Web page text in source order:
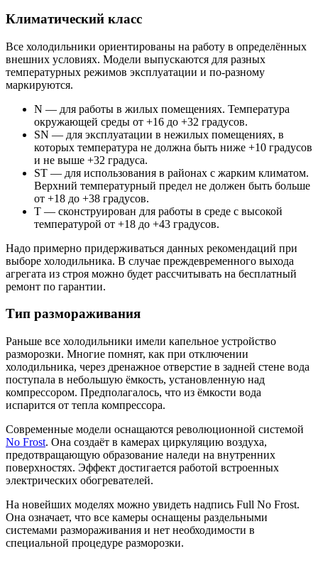
Климатический класс
Все холодильники ориентированы на работу в определённых
внешних условиях. Модели выпускаются для разных
температурных режимов эксплуатации и по-разному
маркируются.
N — для работы в жилых помещениях. Температура
окружающей среды от +16 до +32 градусов.
SN — для эксплуатации в нежилых помещениях, в
которых температура не должна быть ниже +10 градусов
и не выше +32 градуса.
ST — для использования в районах с жарким климатом.
Верхний температурный предел не должен быть больше
от +18 до +38 градусов.
T — сконструирован для работы в среде с высокой
температурой от +18 до +43 градусов.
Надо примерно придерживаться данных рекомендаций при
выборе холодильника. В случае преждевременного выхода
агрегата из строя можно будет рассчитывать на бесплатный
ремонт по гарантии.
Тип размораживания
Раньше все холодильники имели капельное устройство
разморозки. Многие помнят, как при отключении
холодильника, через дренажное отверстие в задней стене вода
поступала в небольшую ёмкость, установленную над
компрессором. Предполагалось, что из ёмкости вода
испарится от тепла компрессора.
Современные модели оснащаются революционной системой
No Frost. Она создаёт в камерах циркуляцию воздуха,
предотвращающую образование наледи на внутренних
поверхностях. Эффект достигается работой встроенных
электрических обогревателей.
На новейших моделях можно увидеть надпись Full No Frost.
Она означает, что все камеры оснащены раздельными
системами размораживания и нет необходимости в
специальной процедуре разморозки.